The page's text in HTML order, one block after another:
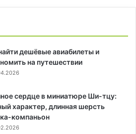
дешёвые авиабилеты и
на путешествии
сердце в миниатюре Ши-тцу:
характер, длинная шерсть
компаньон